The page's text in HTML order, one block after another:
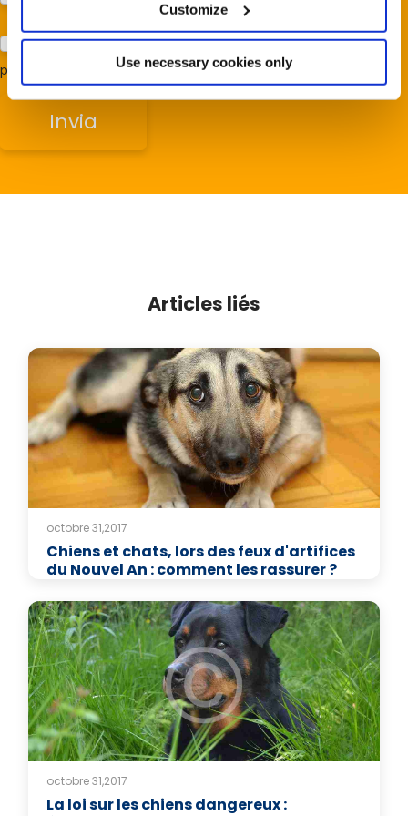
Customize
Use necessary cookies only
Acconsento al trattamento dei miei dati e dichiaro di aver
preso visione dellaPrivacy Policy*
Articles liés
octobre 31,2017
Chiens et chats, lors des feux d'artifices
du Nouvel An : comment les rassurer ?
octobre 31,2017
La loi sur les chiens dangereux :